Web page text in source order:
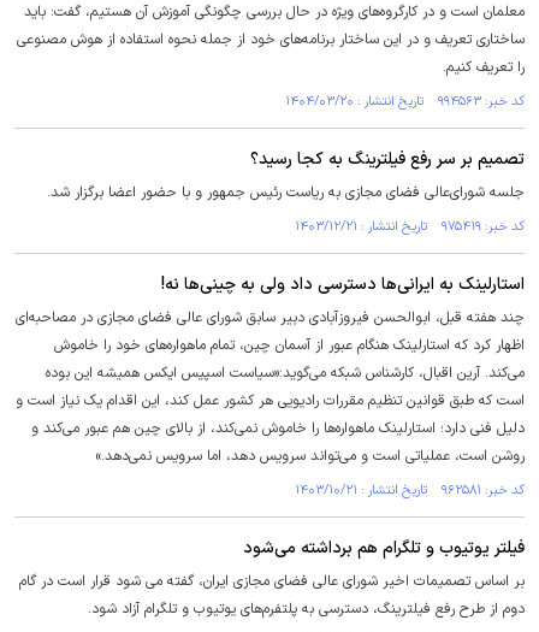
معلمان است و در کارگروه‌های ویژه در حال بررسی چگونگی آموزش آن هستیم، گفت: باید
ساختاری تعریف و در این ساختار برنامه‌های خود از جمله نحوه استفاده از هوش مصنوعی
را تعریف کنیم.
کد خبر: ۹۹۴۵۶۳ تاریخ انتشار : ۱۴۰۴/۰۳/۲۰
تصمیم بر سر رفع فیلترینگ به کجا رسید؟
جلسه شورای‌عالی فضای مجازی به ریاست رئیس جمهور و با حضور اعضا برگزار شد.
کد خبر: ۹۷۵۴۱۹ تاریخ انتشار : ۱۴۰۳/۱۲/۲۱
استارلینک به ایرانی‌ها دسترسی داد ولی به چینی‌ها نه!
چند هفته قبل، ابوالحسن فیروزآبادی دبیر سابق شورای عالی فضای مجازی در مصاحبه‌ای
اظهار کرد که استارلینک هنگام عبور از آسمان چین، تمام ماهواره‌های خود را خاموش
می‌کند. آرین اقبال، کارشناس شبکه می‌گوید:«سیاست اسپیس ایکس همیشه این بوده
است که طبق قوانین تنظیم مقررات رادیویی هر کشور عمل کند، این اقدام یک نیاز است و
دلیل فنی دارد؛ استارلینک ماهواره‌ها را خاموش نمی‌کند، از بالای چین هم عبور می‌کند و
روشن است، عملیاتی است و می‌تواند سرویس دهد، اما سرویس نمی‌دهد.»
کد خبر: ۹۶۲۵۸۱ تاریخ انتشار : ۱۴۰۳/۱۰/۲۱
فیلتر یوتیوب و تلگرام هم برداشته می‌شود
بر اساس تصمیمات اخیر شورای عالی فضای مجازی ایران، گفته می شود قرار است در گام
دوم از طرح رفع فیلترینگ، دسترسی به پلتفرم‌های یوتیوب و تلگرام آزاد شود.